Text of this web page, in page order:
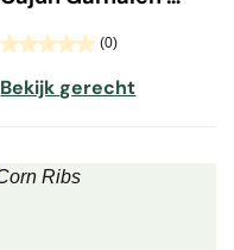
(0)
Bekijk gerecht